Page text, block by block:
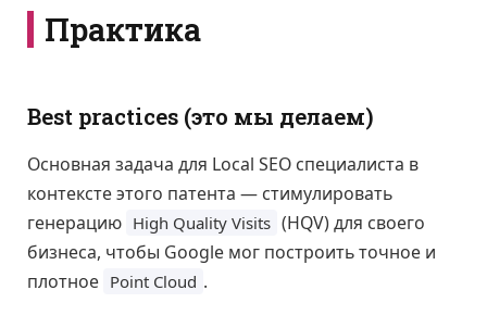
Практика
Best practices (это мы делаем)
Основная задача для Local SEO специалиста в
контексте этого патента — стимулировать
генерацию High Quality Visits (HQV) для своего
бизнеса, чтобы Google мог построить точное и
плотное Point Cloud .